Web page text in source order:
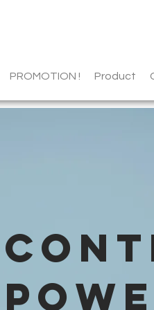
PROMOTION ! Product